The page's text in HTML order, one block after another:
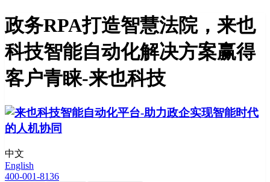
政务RPA打造智慧法院，来也
科技智能自动化解决方案赢得
客户青睐-来也科技
中文
English
400-001-8136